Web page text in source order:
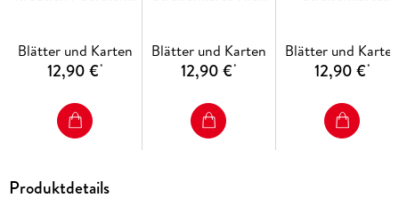
Montenegro /
Kosovo /
000 000. Autokarte
Blätter und Karten
12,90 €*
Blätter und Karten
12,90 €*
Blätter und Karten
12,90 €*
Produktdetails